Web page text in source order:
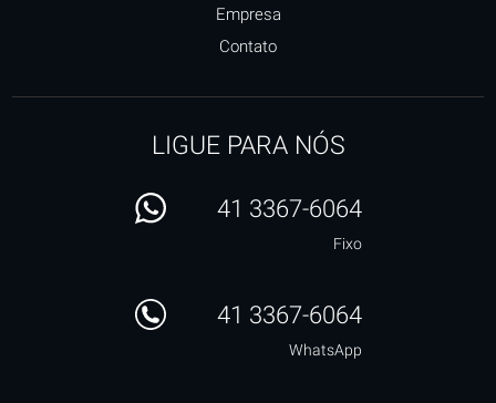
Empresa
Contato
LIGUE PARA NÓS
41 3367-6064
Fixo
41 3367-6064
WhatsApp